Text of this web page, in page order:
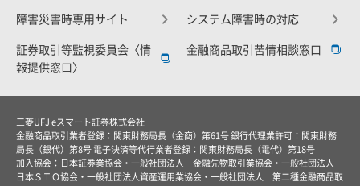
障害災害時専用サイト システム障害時の対応
証券取引等監視委員会〈情
報提供窓口〉
金融商品取引苦情相談窓口
三菱UFJ eスマート証券株式会社
金融商品取引業者登録：関東財務局長（金商）第61号 銀行代理業許可：関東財務
局長（銀代）第8号 電子決済等代行業者登録：関東財務局長（電代）第18号
加入協会：日本証券業協会・一般社団法人 金融先物取引業協会・一般社団法人
日本ＳＴＯ協会・一般社団法人資産運用業協会・一般社団法人 第二種金融商品取